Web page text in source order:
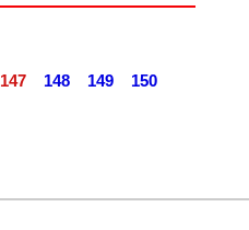
147 148 149
150